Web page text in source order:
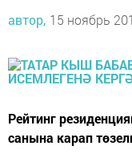
автор, 15 ноябрь
Рейтинг
санына карап